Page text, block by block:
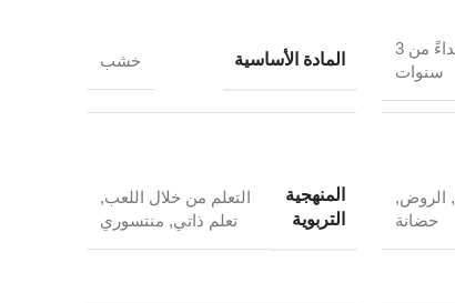
ابتداءً من 3
سنوات
المادة الأساسية خشب
, الروض,
حضانة
المنهجية
التربوية
التعلم من خلال اللعب,
تعلم ذاتي, منتسوري